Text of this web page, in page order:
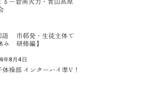
るー碧南火力・青山高原
語 市邨発・生徒主体で
み 研修編】
年8月4日
体操部 インターハイ準V！